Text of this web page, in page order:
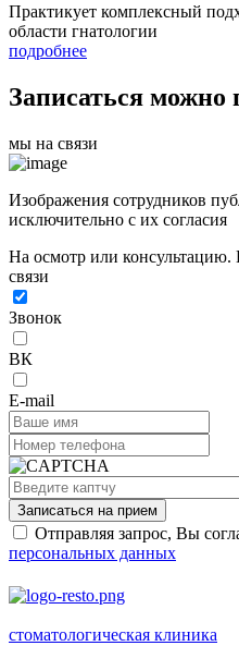
Практикует комплексный
области гнатологии
подробнее
Записаться можно
мы на связи
Изображения сотрудников
исключительно с их согласия
На осмотр или
связи
Звонок
ВК
E-mail
Записаться на прием
Отправляя запрос, Вы
персональных данных
стоматологическая клиника